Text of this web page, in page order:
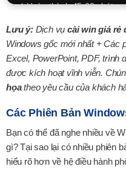
Hoàn thành 45-60 phút
Lưu ý:Dịch vụcài win giá rẻ
Windows gốc mới nhất + Các
Excel, PowerPoint, PDF,
được kích hoạt vĩnh viễn.
họatheo yêu cầu của khách
Các Phiên Bản
Bạn có thể đã nghe nhiều về
gì? Tại sao lại có nhiều phiên
hiểu rõ hơn về hệ điều hành